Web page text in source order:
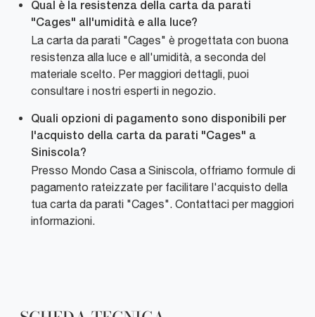
Qual è la resistenza della carta da parati
"Cages" all'umidità e alla luce?
La carta da parati "Cages" è progettata con buona
resistenza alla luce e all'umidità, a seconda del
materiale scelto. Per maggiori dettagli, puoi
consultare i nostri esperti in negozio.
Quali opzioni di pagamento sono disponibili per
l'acquisto della carta da parati "Cages" a
Siniscola?
Presso Mondo Casa a Siniscola, offriamo formule di
pagamento rateizzate per facilitare l'acquisto della
tua carta da parati "Cages". Contattaci per maggiori
informazioni.